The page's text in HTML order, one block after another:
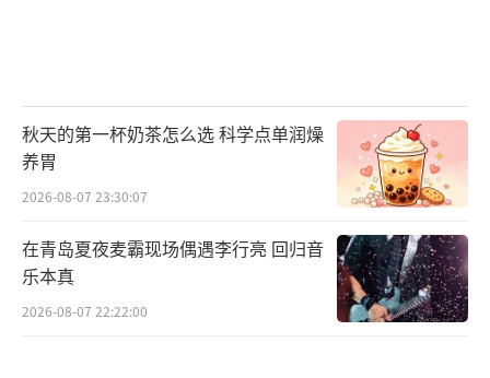
秋天的第一杯奶茶怎么选 科学点单润燥
养胃
2026-08-07 23:30:07
在青岛夏夜麦霸现场偶遇李行亮 回归音
乐本真
2026-08-07 22:22:00